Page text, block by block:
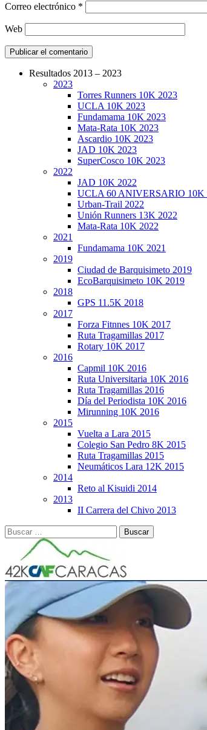
Correo electrónico *
Web
CarreraPro – Organización de
Resultados 2013 – 2023
2023
Torres Runners 10K 2023
UCLA 10K 2023
Fundamama 10K 2023
Mata-Rata 10K 2023
Ascardio 10K 2023
JAD 10K 2023
SuperCosco 10K 2023
2022
JAD 10K 2022
UCLA 60 ANIVERSARIO 10K
Urban-Trail 2022
Unión Runners 13K 2022
Mata-Rata 10K 2022
2021
Fundamama 10K 2021
2019
Ciudad de Barquisimeto 2019
EcoBarquisimeto 10K 2019
2018
GPS 11.5K 2018
2017
Forza Fitnnes 10K 2017
Ruta Tragamillas 2017
Rotary 10K 2017
2016
Capmil 10K 2016
Ruta Universitaria 10K 2016
Ruta Tragamillas 2016
Día del Periodista 10K 2016
Mirunning 10K 2016
2015
Vuelta a Lara 2015
Colegio San Pedro 8K 2015
Ruta Tragamillas 2015
Neumáticos Lara 12K 2015
2014
Reto al Kisuidi 2014
2013
II Carrera del Chivo 2013
Buscar: